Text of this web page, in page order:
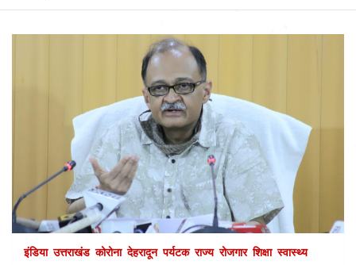
इंडिया उत्तराखंड कोरोना देहरादून पर्यटक राज्य रोजगार शिक्षा स्वास्थ्य